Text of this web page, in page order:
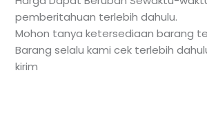
pemberitahuan terlebih dahulu.
Mohon tanya ketersediaan barang
Barang selalu kami cek terlebih
kirim